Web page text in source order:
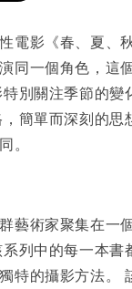
電影《春、夏、
同一個角色，這
別關注季節的變
簡單而深刻的思
。
藝術家聚集在一
列中的每一本書
特的攝影方法。